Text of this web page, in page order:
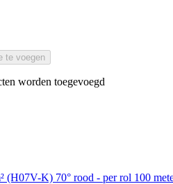
te voegen
worden toegevoegd
(H07V-K) 70° rood - per rol 100